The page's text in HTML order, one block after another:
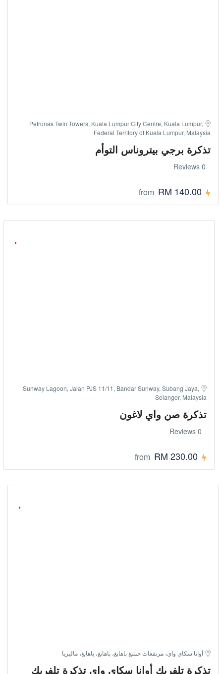
Petronas Twin Towers, Kuala Lumpur City Centre, Kuala Lumpur,
Federal Territory of Kuala Lumpur, Malaysia
تذكرة برجي بيتروناس التوأم
0 Reviews
from RM 140.00
Sunway Lagoon, Jalan PJS 11/11, Bandar Sunway, Subang Jaya,
Selangor, Malaysia
تذكرة صن واي لاغون
0 Reviews
from RM 230.00
أوانا سكاي واي، مرتفعات جنتنغ باهانغ، باهانغ، باهانغ، ماليزيا
تذكرة تلفريك أوانا سكاي واي تذكرة تلفريك